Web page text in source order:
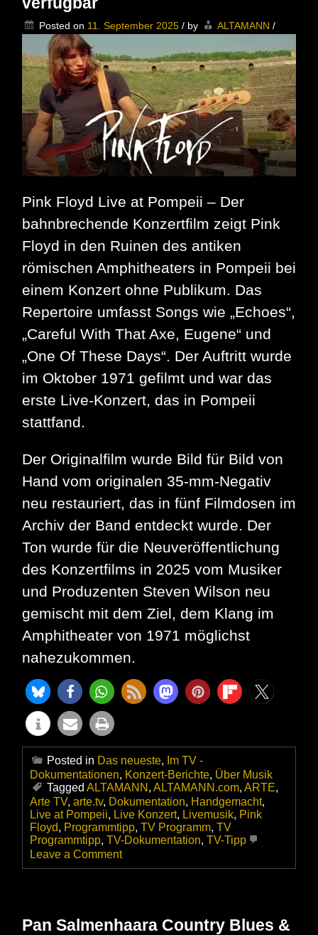
–
l-
iz.de
Posted on 11. September 2025 / by ALTAMANN /
Pink Floyd Live at Pompeii – Der
bahnbrechende Konzertfilm zeigt Pink
Floyd in den Ruinen des antiken
römischen Amphitheaters in Pompeii bei
einem Konzert ohne Publikum. Das
Repertoire umfasst Songs wie „Echoes“,
„Careful With That Axe, Eugene“ und
„One Of These Days“. Der Auftritt wurde
im Oktober 1971 gefilmt und war das
erste Live-Konzert, das in Pompeii
stattfand.
Der Originalfilm wurde Bild für Bild von
Hand vom originalen 35-mm-Negativ
neu restauriert, das in fünf Filmdosen im
Archiv der Band entdeckt wurde. Der
Ton wurde für die Neuveröffentlichung
des Konzertfilms in 2025 vom Musiker
und Produzenten Steven Wilson neu
gemischt mit dem Ziel, dem Klang im
Amphitheater von 1971 möglichst
nahezukommen.
Posted in Das neueste, Im TV -
Dokumentationen, Konzert-Berichte, Über Musik
Tagged ALTAMANN , ALTAMANN.com, ARTE,
Arte TV, arte.tv, Dokumentation, Handgemacht,
Live at Pompeii, Live Konzert, Livemusik, Pink
Floyd, Programmtipp, TV Programm, TV
Programmtipp, TV-Dokumentation, TV-Tipp
Leave a Commenton
Pink
–
Pan Salmenhaara Country Blues &